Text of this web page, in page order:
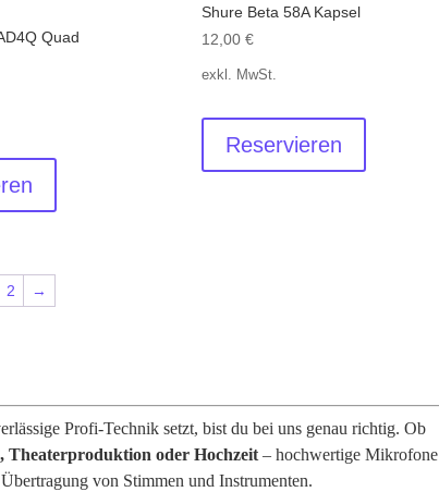
Quad
Shure Beta 58A Kapsel
12,00 €
exkl. MwSt.
Reservieren
2 →
Profi-Technik setzt, bist du bei uns genau richtig. Ob
Theaterproduktion oder Hochzeit – hochwertige Mikrofone
von Stimmen und Instrumenten.